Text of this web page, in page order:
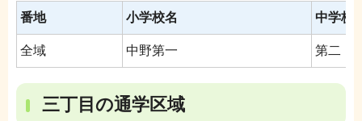
番地 小学校名 中学校
全域 中野第一 第二
三丁目の通学区域